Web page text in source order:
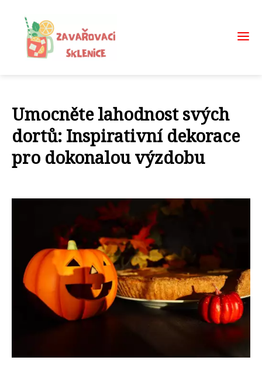
Umocněte lahodnost svých
dortů: Inspirativní dekorace
pro dokonalou výzdobu